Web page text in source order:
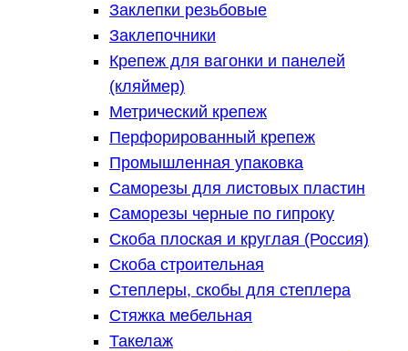
Заклепки резьбовые
Заклепочники
Крепеж для вагонки и панелей
(кляймер)
Метрический крепеж
Перфорированный крепеж
Промышленная упаковка
Саморезы для листовых пластин
Саморезы черные по гипроку
Скоба плоская и круглая (Россия)
Скоба строительная
Степлеры, скобы для степлера
Стяжка мебельная
Такелаж